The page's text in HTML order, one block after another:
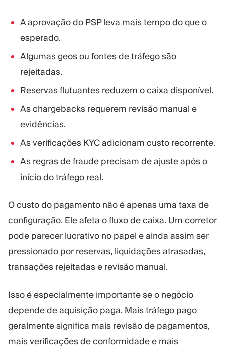
A aprovação do PSP leva mais tempo do que o
esperado.
Algumas geos ou fontes de tráfego são
rejeitadas.
Reservas flutuantes reduzem o caixa disponível.
As chargebacks requerem revisão manual e
evidências.
As verificações KYC adicionam custo recorrente.
As regras de fraude precisam de ajuste após o
início do tráfego real.
O custo do pagamento não é apenas uma taxa de
configuração. Ele afeta o fluxo de caixa. Um corretor
pode parecer lucrativo no papel e ainda assim ser
pressionado por reservas, liquidações atrasadas,
transações rejeitadas e revisão manual.
Isso é especialmente importante se o negócio
depende de aquisição paga. Mais tráfego pago
geralmente significa mais revisão de pagamentos,
mais verificações de conformidade e mais